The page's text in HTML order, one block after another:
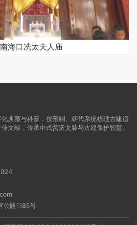
海口冼太夫人庙
典藏与科普，按形制、朝代系统梳理古建遗
文献，传承中式营造文脉与古建保护智慧。
公路1185号